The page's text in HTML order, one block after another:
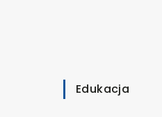
Edukacja